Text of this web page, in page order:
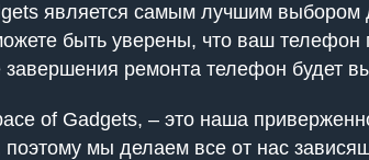
является самым лучшим
быть уверены, что ваш
ремонта телефон будет
of Gadgets, – это наша
мы делаем все от нас